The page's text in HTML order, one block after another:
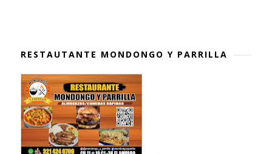
RESTAUTANTE MONDONGO Y PARRILLA